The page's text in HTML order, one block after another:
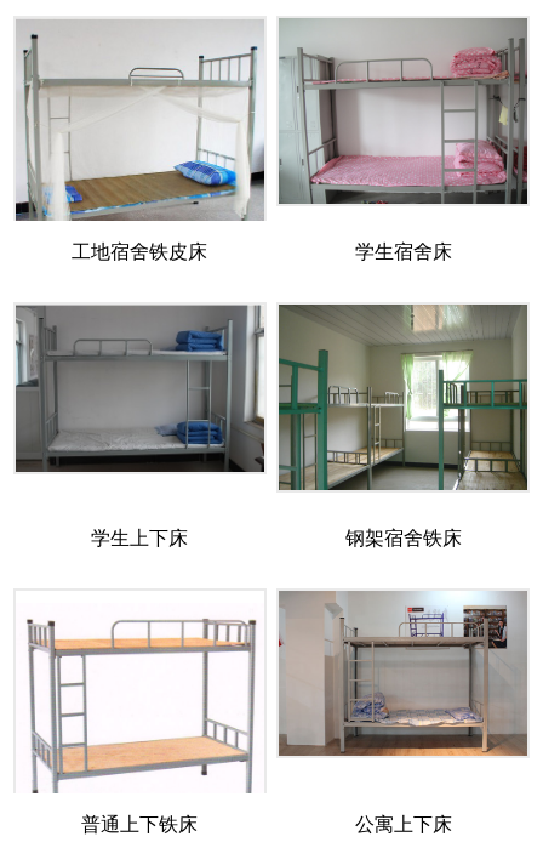
工地宿舍铁皮床 学生宿舍床
学生上下床 钢架宿舍铁床
普通上下铁床 公寓上下床